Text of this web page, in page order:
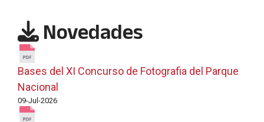
Novedades
Bases del XI Concurso de Fotografia del Parque
Nacional
09-Jul-2026